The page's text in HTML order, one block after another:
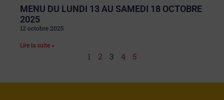
MENU DU LUNDI 13 AU SAMEDI 18 OCTOBRE
2025
12 octobre 2025
Lire la suite »
1 2 3 4 5